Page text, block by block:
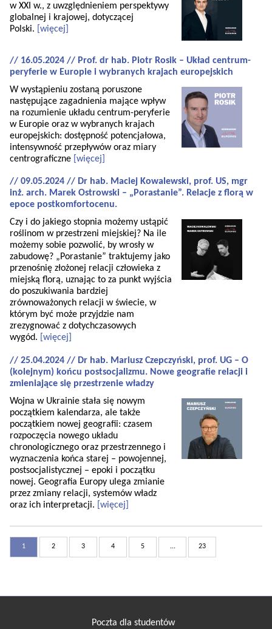
w XXI w., z uwzględnieniem perspektywy
globalnej i krajowej, dotyczącej
Polski.
[więcej]
// 16.05.2024 // Prof. dr hab. Piotr Rosik – Układ centrum-
peryferie w Europie i wybranych krajach europejskich
W wystąpieniu zostaną poruszone
następujące zagadnienia mające wpływ
na rozumienie układu centrum-peryferie
w Europie oraz w wybranych krajach
europejskich: dostępność potencjałowa,
intensywność przepływów oraz miary
centrograficzne [więcej]
// 09.05.2024 // Dr hab. Maciej Kowalewski, prof. US, mgr
inż. arch. Marek Ostrowski – „Porastanie”. Relacje z florą w
epoce postkomfortocenu.
Czy i do jakiego stopnia możemy ustąpić
roślinom w przestrzeni miejskiej? Na ile
możemy sobie pozwolić, by wrosły w
zabudowę? „Porastanie” traktujemy jako
przenośnię złożonej relacji człowieka z
miejską florą, uznając to za punkt wyjścia
do poszukiwania bardziej
zrównoważonych relacji w świecie, w
którym być może przyjdzie nam
zrezygnować z dotychczasowych
wygód.
[więcej]
// 25.04.2024 // Dr hab. Mariusz Czepczyński, prof. UG – O
(kolejnym) końcu postsocjalizmu. Nowe geografie relacji i
zmieniające się przestrzenie władzy
Wojna w Ukrainie stała się nowym
początkiem kalendarza, ale także
początkiem nowej geografii: czasem
rozpoczęcia nowego układu
chronologicznego oraz przestrzennego i
wyznaczenia końca starej – powojennej,
postsocjalistycznej – epoki i początku
nowej. Geografia Europy ulega zmianie
przez zmiany relacji, systemów władz
oraz ich interpretacji.
[więcej]
1 2 3 4 5 ... 23
Poczta dla studentów